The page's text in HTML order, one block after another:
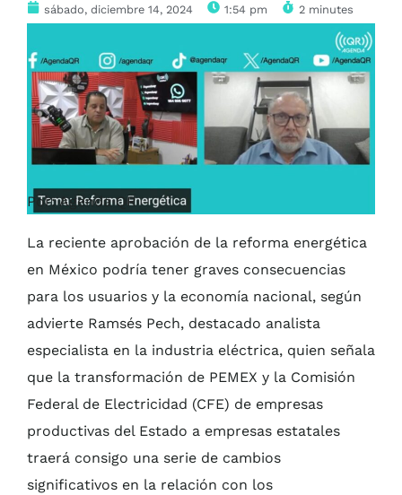
sábado, diciembre 14, 2024 1:54 pm 2 minutes
Por: Agenda QR
La reciente aprobación de la reforma energética
en México podría tener graves consecuencias
para los usuarios y la economía nacional, según
advierte Ramsés Pech, destacado analista
especialista en la industria eléctrica, quien señala
que la transformación de PEMEX y la Comisión
Federal de Electricidad (CFE) de empresas
productivas del Estado a empresas estatales
traerá consigo una serie de cambios
significativos en la relación con los